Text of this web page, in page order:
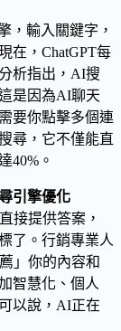
，輸入關鍵字，
在，ChatGPT每
析指出，AI搜
是因為AI聊天
要你點擊多個連
尋，它不僅能直
40%。
引擎優化
接提供答案，
了。行銷專業人
」你的內容和
智慧化、個人
以說，AI正在